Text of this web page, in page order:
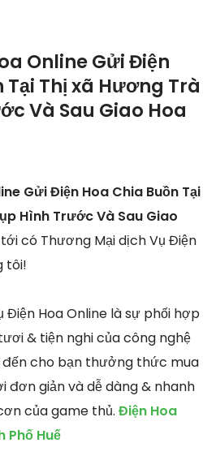
Online Gửi Điện
Tại Thị xã Hương Trà
Và Sau Giao Hoa
Gửi Điện Hoa Chia Buồn Tại
Hình Trước Và Sau Giao
có Thương Mại dịch Vụ Điện
tôi!
Điện Hoa Online là sự phối hợp
& tiện nghi của công nghệ
cho bạn thưởng thức mua
đơn giản và dễ dàng & nhanh
của game thủ. Điện Hoa
Phố Huế